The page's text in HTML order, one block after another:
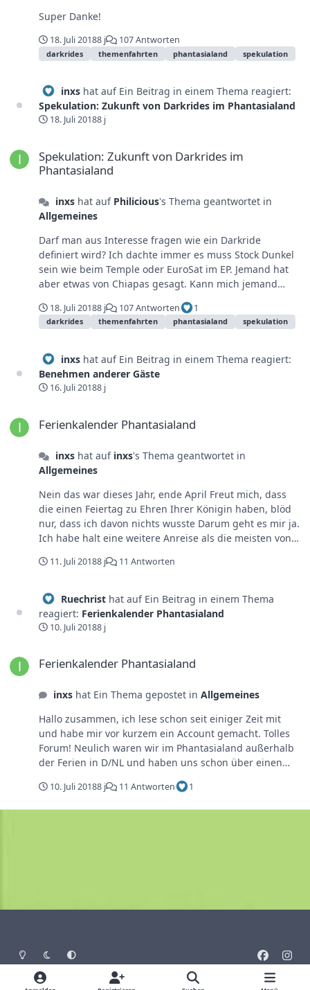
Super Danke!
18. Juli 20188 j 107 Antworten
darkrides themenfahrten phantasialand spekulation
inxs hat auf Ein Beitrag in einem Thema reagiert:
Spekulation: Zukunft von Darkrides im Phantasialand
18. Juli 20188 j
Spekulation: Zukunft von Darkrides im
Phantasialand
inxshat auf Philicious's Thema geantwortet in
Allgemeines
Darf man aus Interesse fragen wie ein Darkride
definiert wird? Ich dachte immer es muss Stock Dunkel
sein wie beim Temple oder EuroSat im EP. Jemand hat
aber etwas von Chiapas gesagt. Kann mich jemand
18. Juli 20188 j 107 Antworten 1
darkrides themenfahrten phantasialand spekulation
inxs hat auf Ein Beitrag in einem Thema reagiert:
Benehmen anderer Gäste
16. Juli 20188 j
Ferienkalender Phantasialand
inxshat auf inxs's Thema geantwortet in
Allgemeines
Nein das war dieses Jahr, ende April Freut mich, dass
die einen Feiertag zu Ehren Ihrer Königin haben, blöd
nur, dass ich davon nichts wusste Darum geht es mir ja.
Ich habe halt eine weitere Anreise als die meisten von
Europapark deutlich näher, aber das Phantasialand
Seiten kenne ich auch, das Problem ist nur du musst dir
alles einzeln zusammen suchen. Genau so, und dann
würde man Quasi eine Ferien/Feiertagsdichte haben.
machen. Richtig cool wäre dann noch anhand der
Learning Prognosen zu erstellen, aber ich glaube das
dürfte man hier nicht posten
11. Juli 20188 j 11 Antworten
Ruechrist hat auf Ein Beitrag in einem Thema
reagiert: Ferienkalender Phantasialand
10. Juli 20188 j
Ferienkalender Phantasialand
inxshat Ein Thema gepostet in Allgemeines
Hallo zusammen, ich lese schon seit einiger Zeit mit
und habe mir vor kurzem ein Account gemacht. Tolles
Forum! Neulich waren wir im Phantasialand außerhalb
der Ferien in D/NL und haben uns schon über einen
leeren Tag gefreut. Vor Ort haben wir dann aber
erfahren, dass Königinnen Tag in NL ist Meine Frage
daher, gibt es eine Übersicht über die Ferien und
10. Juli 20188 j 11 Antworten 1
Heller ModusDunkler ModusSystemeinstellung
a
n
s
Design Datenschutz